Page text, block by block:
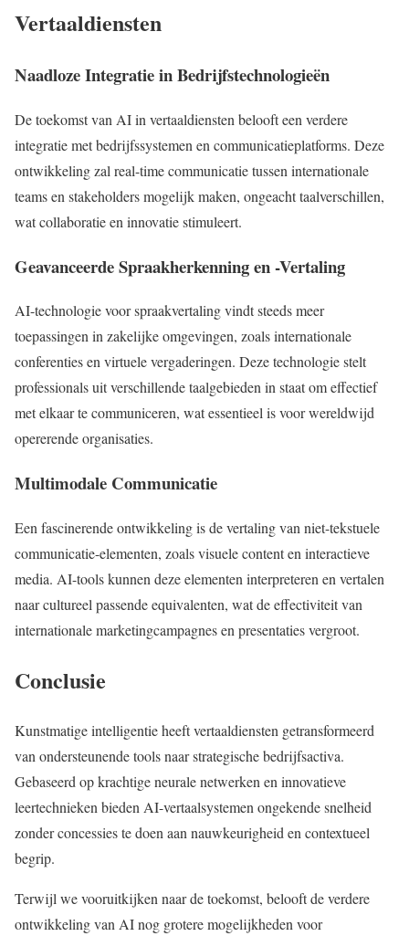
Vertaaldiensten
Naadloze Integratie in Bedrijfstechnologieën
De toekomst van AI in vertaaldiensten belooft een verdere
integratie met bedrijfssystemen en communicatieplatforms. Deze
ontwikkeling zal real-time communicatie tussen internationale
teams en stakeholders mogelijk maken, ongeacht taalverschillen,
wat collaboratie en innovatie stimuleert.
Geavanceerde Spraakherkenning en -Vertaling
AI-technologie voor spraakvertaling vindt steeds meer
toepassingen in zakelijke omgevingen, zoals internationale
conferenties en virtuele vergaderingen. Deze technologie stelt
professionals uit verschillende taalgebieden in staat om effectief
met elkaar te communiceren, wat essentieel is voor wereldwijd
opererende organisaties.
Multimodale Communicatie
Een fascinerende ontwikkeling is de vertaling van niet-tekstuele
communicatie-elementen, zoals visuele content en interactieve
media. AI-tools kunnen deze elementen interpreteren en vertalen
naar cultureel passende equivalenten, wat de effectiviteit van
internationale marketingcampagnes en presentaties vergroot.
Conclusie
Kunstmatige intelligentie heeft vertaaldiensten getransformeerd
van ondersteunende tools naar strategische bedrijfsactiva.
Gebaseerd op krachtige neurale netwerken en innovatieve
leertechnieken bieden AI-vertaalsystemen ongekende snelheid
zonder concessies te doen aan nauwkeurigheid en contextueel
begrip.
Terwijl we vooruitkijken naar de toekomst, belooft de verdere
ontwikkeling van AI nog grotere mogelijkheden voor